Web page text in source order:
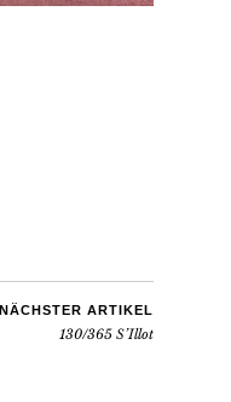
NÄCHSTER ARTIKEL
130/365 S’Illot